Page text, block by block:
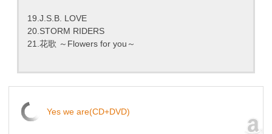
19.J.S.B. LOVE
20.STORM RIDERS
21.花歌 ～Flowers for you～
Yes we are(CD+DVD)